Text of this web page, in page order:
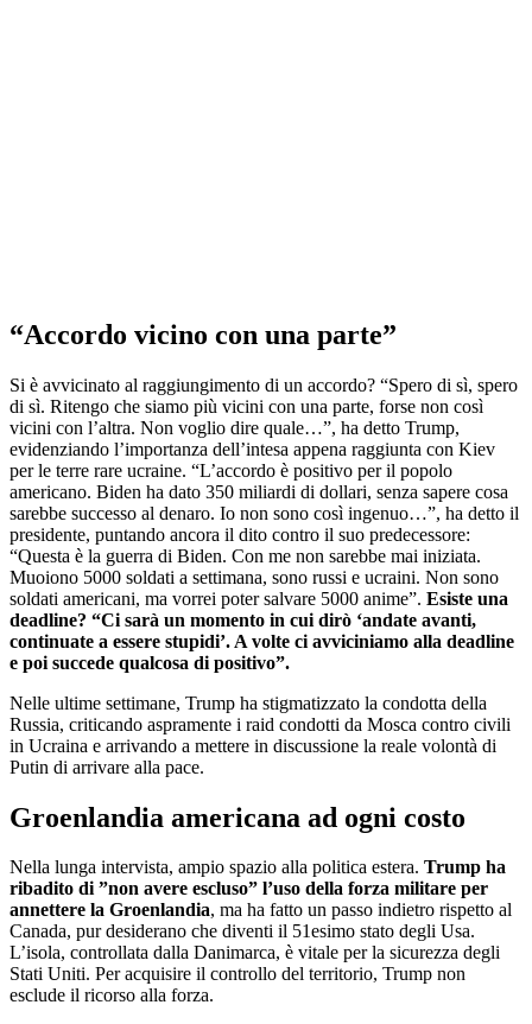
“Accordo vicino con una parte”
Si è avvicinato al raggiungimento di un accordo? “Spero di sì, spero
di sì. Ritengo che siamo più vicini con una parte, forse non così
vicini con l’altra. Non voglio dire quale…”, ha detto Trump,
evidenziando l’importanza dell’intesa appena raggiunta con Kiev
per le terre rare ucraine. “L’accordo è positivo per il popolo
americano. Biden ha dato 350 miliardi di dollari, senza sapere cosa
sarebbe successo al denaro. Io non sono così ingenuo…”, ha detto il
presidente, puntando ancora il dito contro il suo predecessore:
“Questa è la guerra di Biden. Con me non sarebbe mai iniziata.
Muoiono 5000 soldati a settimana, sono russi e ucraini. Non sono
soldati americani, ma vorrei poter salvare 5000 anime”. Esiste una
deadline? “Ci sarà un momento in cui dirò ‘andate avanti,
continuate a essere stupidi’. A volte ci avviciniamo alla deadline
e poi succede qualcosa di positivo”.
Nelle ultime settimane, Trump ha stigmatizzato la condotta della
Russia, criticando aspramente i raid condotti da Mosca contro civili
in Ucraina e arrivando a mettere in discussione la reale volontà di
Putin di arrivare alla pace.
Groenlandia americana ad ogni costo
Nella lunga intervista, ampio spazio alla politica estera. Trump ha
ribadito di ”non avere escluso” l’uso della forza militare per
annettere la Groenlandia, ma ha fatto un passo indietro rispetto al
Canada, pur desiderano che diventi il 51esimo stato degli Usa.
L’isola, controllata dalla Danimarca, è vitale per la sicurezza degli
Stati Uniti. Per acquisire il controllo del territorio, Trump non
esclude il ricorso alla forza.